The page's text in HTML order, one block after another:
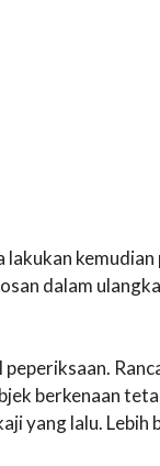
dalam
berkenaan
yang lalu.